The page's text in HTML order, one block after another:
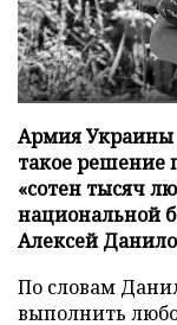
Армия Украины
такое решение
«сотен тысяч
национальной
Алексей
По словам
выполнить